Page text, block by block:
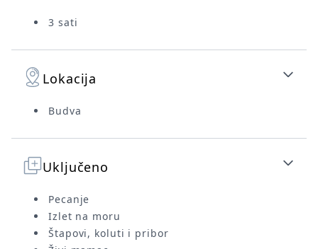
3 sati
Lokacija
Budva
Uključeno
Pecanje
Izlet na moru
Štapovi, koluti i pribor